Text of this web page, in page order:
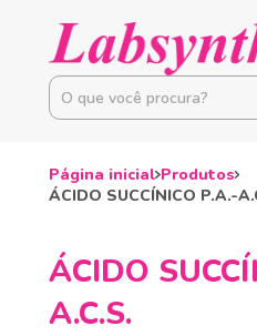
Página inicial Produtos
ÁCIDO SUCCÍNICO P.A.-
ÁCIDO
A.C.S.